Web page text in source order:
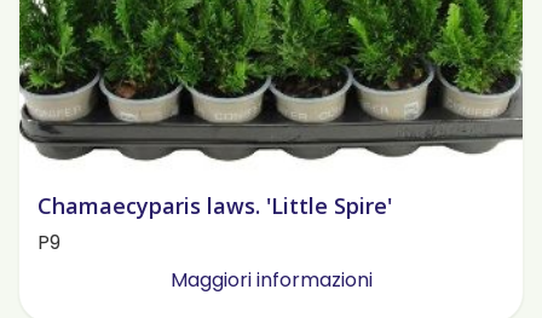
Chamaecyparis laws. 'Little Spire'
P9
Maggiori informazioni